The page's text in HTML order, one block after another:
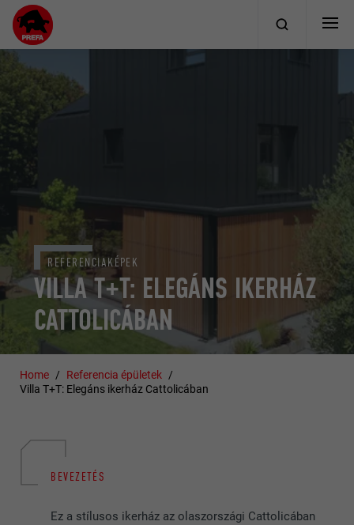
VILLA T+T: ELEGÁNS IKERHÁZ
CATTOLICÁBAN
REFERENCIAKÉPEK
Home
Referencia épületek
Villa T+T: Elegáns ikerház Cattolicában
BEVEZETÉS
Ez a stílusos ikerház az olaszországi Cattolicában